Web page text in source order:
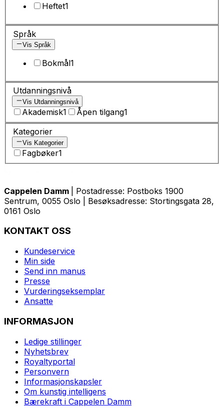
Heftet1
Språk
Vis Språk
Bokmål1
Utdanningsnivå
Vis Utdanningsnivå
Akademisk1 Åpen tilgang1
Kategorier
Vis Kategorier
Fagbøker1
Cappelen Damm
| Postadresse: Postboks 1900
Sentrum, 0055 Oslo | Besøksadresse: Stortingsgata 28,
0161 Oslo
KONTAKT OSS
Kundeservice
Min side
Send inn manus
Presse
Vurderingseksemplar
Ansatte
INFORMASJON
Ledige stillinger
Nyhetsbrev
Royaltyportal
Personvern
Informasjonskapsler
Om kunstig intelligens
Bærekraft i Cappelen Damm